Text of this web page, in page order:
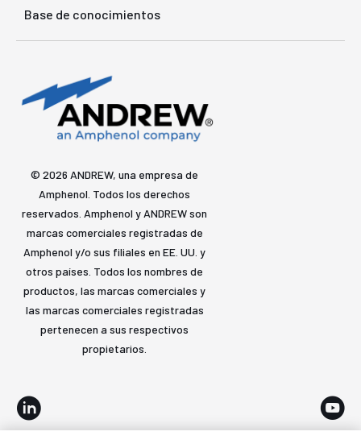
Base de conocimientos
© 2026 ANDREW, una empresa de
Amphenol. Todos los derechos
reservados. Amphenol y ANDREW son
marcas comerciales registradas de
Amphenol y/o sus filiales en EE. UU. y
otros países. Todos los nombres de
productos, las marcas comerciales y
las marcas comerciales registradas
pertenecen a sus respectivos
propietarios.